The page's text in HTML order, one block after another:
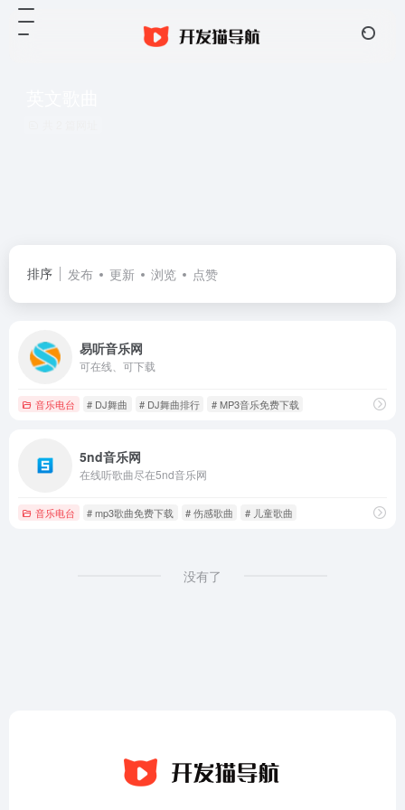
排序 发布 更新 浏览 点赞
易听音乐网
可在线、可下载
音乐电台 # DJ舞曲 # DJ舞曲排行 # MP3音乐免费下载
5nd音乐网
在线听歌曲尽在5nd音乐网
音乐电台 # mp3歌曲免费下载 # 伤感歌曲 # 儿童歌曲
没有了